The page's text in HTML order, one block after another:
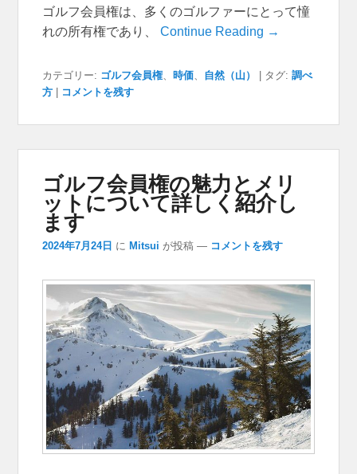
ゴルフ会員権は、多くのゴルファーにとって憧
れの所有権であり、Continue Reading →
カテゴリー: ゴルフ会員権、時価 自然（山） | タグ: 調べ
方 | コメントを残す
ゴルフ会員権の魅力とメリ
ットについて詳しく紹介し
ます
2024年7月24日 に Mitsui が投稿 — コメントを残す